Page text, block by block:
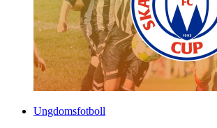
Ungdomsfotboll